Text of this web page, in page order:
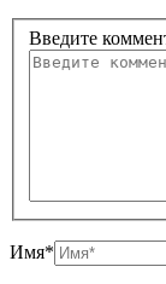
Введите
Имя*